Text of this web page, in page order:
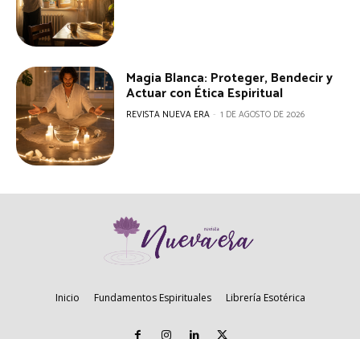
Magia Blanca: Proteger, Bendecir y
Actuar con Ética Espiritual
REVISTA NUEVA ERA - 1 DE AGOSTO DE 2026
Inicio Fundamentos Espirituales Librería Esotérica